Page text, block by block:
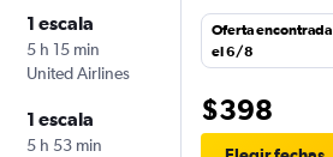
1 escala
5 h 15 min
United Airlines
1 escala
5 h 53 min
Oferta encontrada
el 6/8
$398